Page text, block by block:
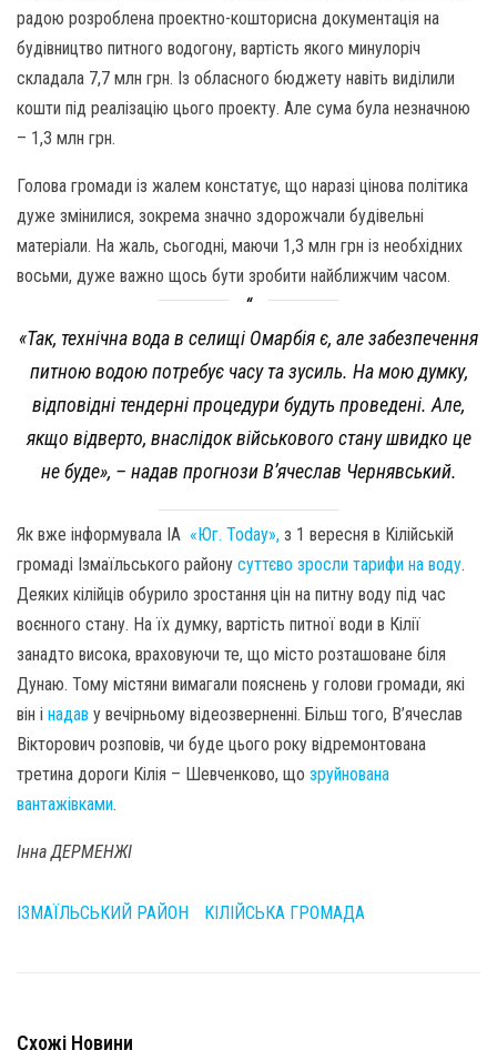
радою розроблена проектно-кошторисна документація на
будівництво питного водогону, вартість якого минулоріч
складала 7,7 млн грн. Із обласного бюджету навіть виділили
кошти під реалізацію цього проекту. Але сума була незначною
– 1,3 млн грн.
Голова громади із жалем констатує, що наразі цінова політика
дуже змінилися, зокрема значно здорожчали будівельні
матеріали. На жаль, сьогодні, маючи 1,3 млн грн із необхідних
восьми, дуже важно щось бути зробити найближчим часом.
«Так, технічна вода в селищі Омарбія є, але забезпечення
питною водою потребує часу та зусиль. На мою думку,
відповідні тендерні процедури будуть проведені. Але,
якщо відверто, внаслідок військового стану швидко це
не буде», – надав прогнози В’ячеслав Чернявський.
Як вже інформувала ІА «Юг. Today», з 1 вересня в Кілійській
громаді Ізмаїльського району суттєво зросли тарифи на воду.
Деяких кілійців обурило зростання цін на питну воду під час
воєнного стану. На їх думку, вартість питної води в Кілії
занадто висока, враховуючи те, що місто розташоване біля
Дунаю. Тому містяни вимагали пояснень у голови громади, які
він і надав у вечірньому відеозверненні. Більш того, В’ячеслав
Вікторович розповів, чи буде цього року відремонтована
третина дороги Кілія – Шевченково, що зруйнована
вантажівками.
Інна ДЕРМЕНЖІ
ІЗМАЇЛЬСЬКИЙ РАЙОН КІЛІЙСЬКА ГРОМАДА
Схожі Новини